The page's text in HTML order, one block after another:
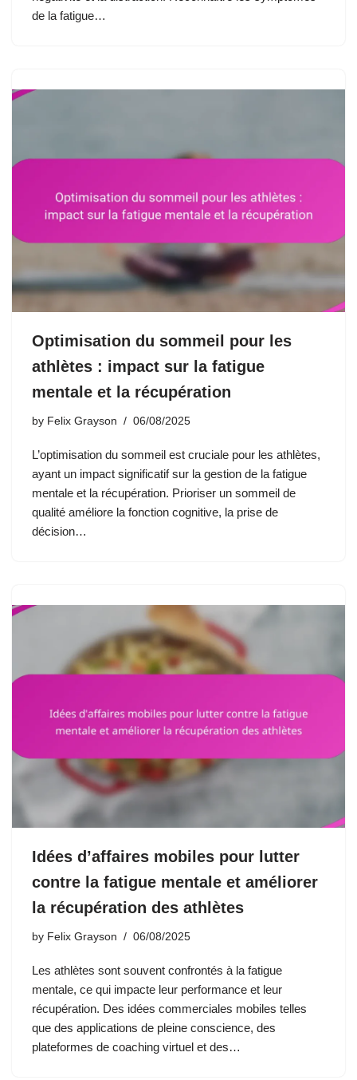
de la fatigue…
Optimisation du sommeil pour les
athlètes : impact sur la fatigue
mentale et la récupération
by Felix Grayson 06/08/2025
L’optimisation du sommeil est cruciale pour les athlètes,
ayant un impact significatif sur la gestion de la fatigue
mentale et la récupération. Prioriser un sommeil de
qualité améliore la fonction cognitive, la prise de
décision…
Idées d’affaires mobiles pour lutter
contre la fatigue mentale et améliorer
la récupération des athlètes
by Felix Grayson 06/08/2025
Les athlètes sont souvent confrontés à la fatigue
mentale, ce qui impacte leur performance et leur
récupération. Des idées commerciales mobiles telles
que des applications de pleine conscience, des
plateformes de coaching virtuel et des…